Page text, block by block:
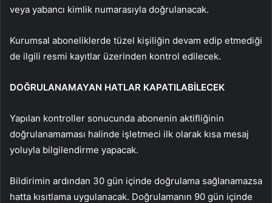
veya yabancı kimlik numarasıyla doğrulanacak.
Kurumsal aboneliklerde tüzel kişiliğin devam edip etmediği
de ilgili resmi kayıtlar üzerinden kontrol edilecek.
DOĞRULANAMAYAN HATLAR KAPATILABİLECEK
Yapılan kontroller sonucunda abonenin aktifliğinin
doğrulanamaması halinde işletmeci ilk olarak kısa mesaj
yoluyla bilgilendirme yapacak.
Bildirimin ardından 30 gün içinde doğrulama sağlanamazsa
hatta kısıtlama uygulanacak. Doğrulamanın 90 gün içinde